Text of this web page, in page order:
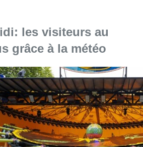
les visiteurs au
grâce à la météo